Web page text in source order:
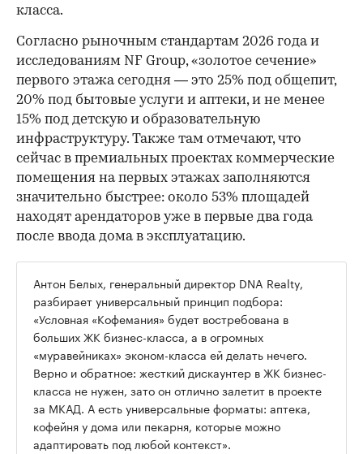
класса.
Согласно рыночным стандартам 2026 года и
исследованиям NF Group, «золотое сечение»
первого этажа сегодня — это 25% под общепит,
20% под бытовые услуги и аптеки, и не менее
15% под детскую и образовательную
инфраструктуру. Также там отмечают, что
сейчас в премиальных проектах коммерческие
помещения на первых этажах заполняются
значительно быстрее: около 53% площадей
находят арендаторов уже в первые два года
после ввода дома в эксплуатацию.
Антон Белых, генеральный директор DNA Realty,
разбирает универсальный принцип подбора:
«Условная «Кофемания» будет востребована в
больших ЖК бизнес-класса, а в огромных
«муравейниках» эконом-класса ей делать нечего.
Верно и обратное: жесткий дискаунтер в ЖК бизнес-
класса не нужен, зато он отлично залетит в проекте
за МКАД. А есть универсальные форматы: аптека,
кофейня у дома или пекарня, которые можно
адаптировать под любой контекст».